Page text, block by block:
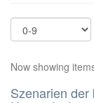
Now showing
Szenarien